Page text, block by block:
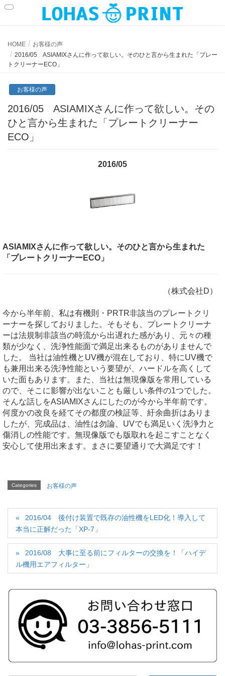
お客様の声
HOME
お客様の声
2016/05 ASIAMIXさんに作って欲しい。そのひと言から生まれた「プレー
トクリーナーECO」
お客様の声
2016/05 ASIAMIXさんに作って欲しい。その
ひと言から生まれた「プレートクリーナー
ECO」
2016/05
ASIAMIXさんに作って欲しい。そのひと言から生まれた
「プレートクリーナーECO」
（株式会社D）
今から半年前、私は有機則・PRTR非該当のプレートクリ
ーナーを探しておりました。そもそも、プレートクリーナ
ーは法規制非該当の時流から出遅れた感があり、元々の種
類が少なく、洗浄性能面で満足出来るものがありませんで
した。 当社は油性機とUV機が混在しており、特にUV機で
も兼用出来る洗浄性能という要望が、ハードルを高くして
いた面もあります。また、当社は無現像版を常用している
ので、そこに影響が出ないことも厳しい条件の1つでした。
そんな話しをASIAMIXさんにしたのが今から半年前です。
何度かの改良を経てその都度の検証等、紆余曲折はありま
したが、完成品は、油性は勿論、UVでも満足いく洗浄力と
傷消しの性能です。無現像版でも版取れを起こすことなく
安心して使用出来ます。まさに要望通りで大満足です！
Categories お客様の声
2016/04 後付け装置で既存の油性機をLED化！導入して
本当に正解だった「XP-7」
2016/08 大事に至る前にフィルターの交換を！「ハイデ
ル機用エアフィルター」